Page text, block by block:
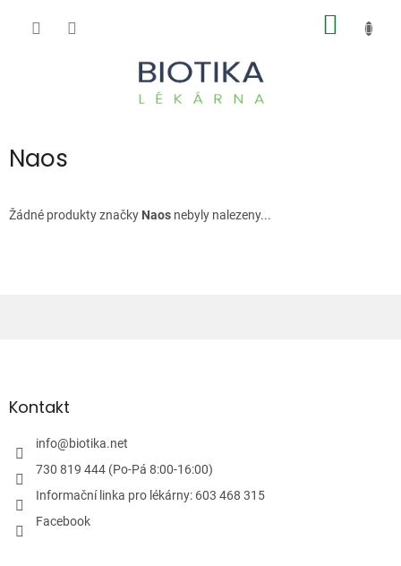
Naos
Žádné produkty značky Naos nebyly nalezeny...
aKontakt
info@biotika.net
730 819 444 (Po-Pá 8:00-16:00)
Informační linka pro lékárny: 603 468 315
Facebook